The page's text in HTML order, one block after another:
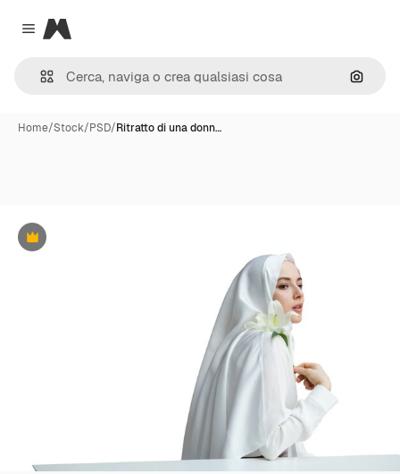
Close menu
Magnific
Cerca
Home/Stock/PSD/Ritratto di una donn…
Premium